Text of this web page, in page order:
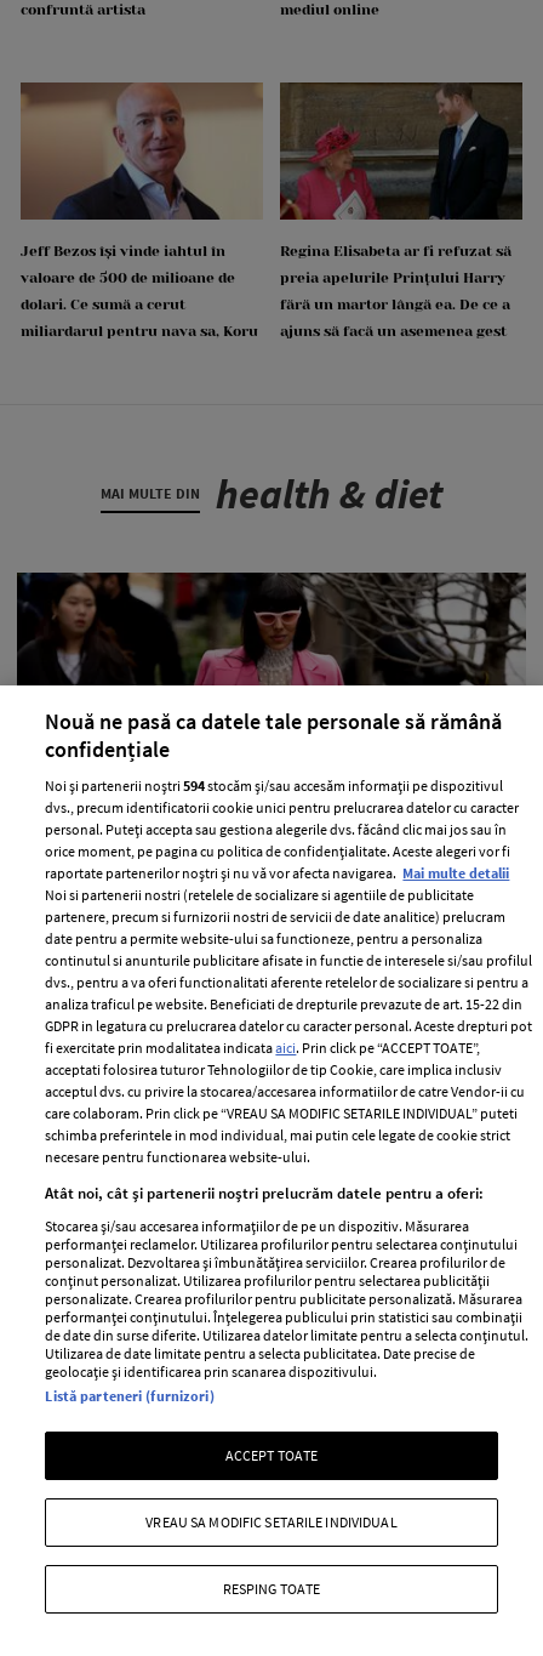
confruntă artista
mediul online
Jeff Bezos își vinde iahtul în
valoare de 500 de milioane de
dolari. Ce sumă a cerut
miliardarul pentru nava sa, Koru
Regina Elisabeta ar fi refuzat să
preia apelurile Prințului Harry
fără un martor lângă ea. De ce a
ajuns să facă un asemenea gest
MAI MULTE DIN health & diet
Cum să te obișnuiești să adormi cât
mai repede
HEALTH & DIET 22 iulie 2026
Organismul nostru are nevoie de un somn odihnitor
pentru a funcționa așa cum trebuie, însă de câte ori
reușești să adormi atunci când îți propui?
+ MAI MULTE
10 lucruri pe care le au în comun dietele
HEALTH & DIET 22 iulie 2026
Atunci când vine vorba despre diete, există foarte multe
idei conflictuale în ceea ce privește alegerile produselor
ori care este cea mai bună soluție de a pierde în
Nouă ne pasă ca datele tale personale să rămână
confidențiale
Noi și partenerii noștri594stocăm și/sau accesăm informații pe dispozitivul
dvs., precum identificatorii cookie unici pentru prelucrarea datelor cu caracter
personal. Puteți accepta sau gestiona alegerile dvs. făcând clic mai jos sau în
orice moment, pe pagina cu politica de confidențialitate. Aceste alegeri vor fi
raportate partenerilor noștri și nu vă vor afecta navigarea. Mai multe detalii
Noi si partenerii nostri (retelele de socializare si agentiile de publicitate
partenere, precum si furnizorii nostri de servicii de date analitice) prelucram
date pentru a permite website-ului sa functioneze, pentru a personaliza
continutul si anunturile publicitare afisate in functie de interesele si/sau profilul
dvs., pentru a va oferi functionalitati aferente retelelor de socializare si pentru a
analiza traficul pe website. Beneficiati de drepturile prevazute de art. 15-22 din
GDPR in legatura cu prelucrarea datelor cu caracter personal. Aceste drepturi pot
fi exercitate prin modalitatea indicataaici. Prin click pe “ACCEPT TOATE”,
acceptati folosirea tuturor Tehnologiilor de tip Cookie, care implica inclusiv
acceptul dvs. cu privire la stocarea/accesarea informatiilor de catre Vendor-ii cu
care colaboram. Prin click pe “VREAU SA MODIFIC SETARILE INDIVIDUAL” puteti
schimba preferintele in mod individual, mai putin cele legate de cookie strict
necesare pentru functionarea website-ului.
Atât noi, cât și partenerii noștri prelucrăm datele pentru a oferi:
Stocarea și/sau accesarea informațiilor de pe un dispozitiv. Măsurarea
performanței reclamelor. Utilizarea profilurilor pentru selectarea conținutului
personalizat. Dezvoltarea și îmbunătățirea serviciilor. Crearea profilurilor de
conținut personalizat. Utilizarea profilurilor pentru selectarea publicității
personalizate. Crearea profilurilor pentru publicitate personalizată. Măsurarea
performanței conținutului. Înțelegerea publicului prin statistici sau combinații
de date din surse diferite. Utilizarea datelor limitate pentru a selecta conținutul.
Utilizarea de date limitate pentru a selecta publicitatea. Date precise de
geolocație și identificarea prin scanarea dispozitivului.
Listă parteneri (furnizori)
ACCEPT TOATE
RESPING TOATE
VREAU SA MODIFIC SETARILE INDIVIDUAL